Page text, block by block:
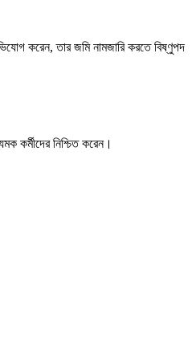
করেন, তার জমি নামজারি করতে বিষ্ণুপদ
কর্মীদের নিশ্চিত করেন।